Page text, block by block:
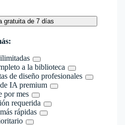
gratuita de 7 días
a la biblioteca
de diseño profesionales
IA premium
por mes
requerida
rápidas